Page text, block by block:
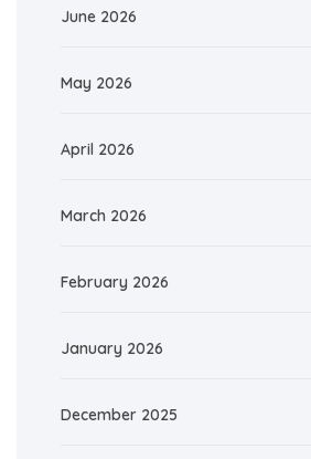
June 2026
May 2026
April 2026
March 2026
February 2026
January 2026
December 2025